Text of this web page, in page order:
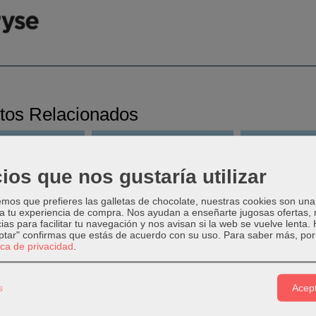
Relacionados
MILAN
430
GOMA MILAN
que nos gustaría utilizar
que prefieres las galletas de chocolate, nuestras cookies son
tu experiencia de compra. Nos ayudan a enseñarte jugosas ofertas,
para facilitar tu navegación y nos avisan si la web se vuelve lenta.
confirmas que estás de acuerdo con su uso. Para saber más,
de privacidad